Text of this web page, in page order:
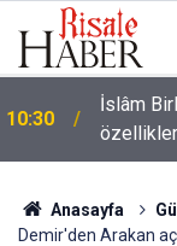
10:30
İslâm
Anasayfa
Demir'den Arakan